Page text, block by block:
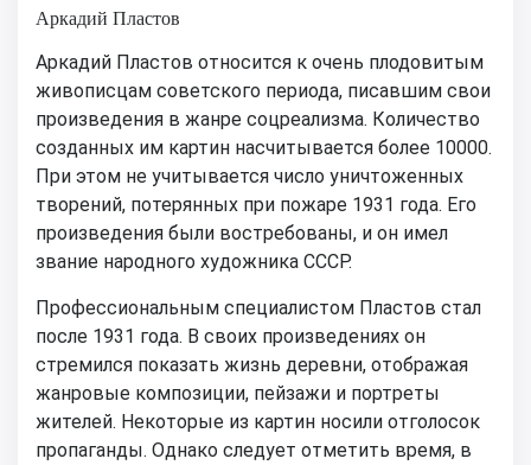
Аркадий Пластов
Аркадий Пластов относится к очень плодовитым
живописцам советского периода, писавшим свои
произведения в жанре соцреализма. Количество
созданных им картин насчитывается более 10000.
При этом не учитывается число уничтоженных
творений, потерянных при пожаре 1931 года. Его
произведения были востребованы, и он имел
звание народного художника СССР.
Профессиональным специалистом Пластов стал
после 1931 года. В своих произведениях он
стремился показать жизнь деревни, отображая
жанровые композиции, пейзажи и портреты
жителей. Некоторые из картин носили отголосок
пропаганды. Однако следует отметить время, в